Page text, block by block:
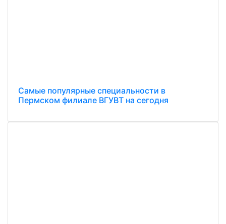
Самые популярные специальности в
Пермском филиале ВГУВТ на сегодня